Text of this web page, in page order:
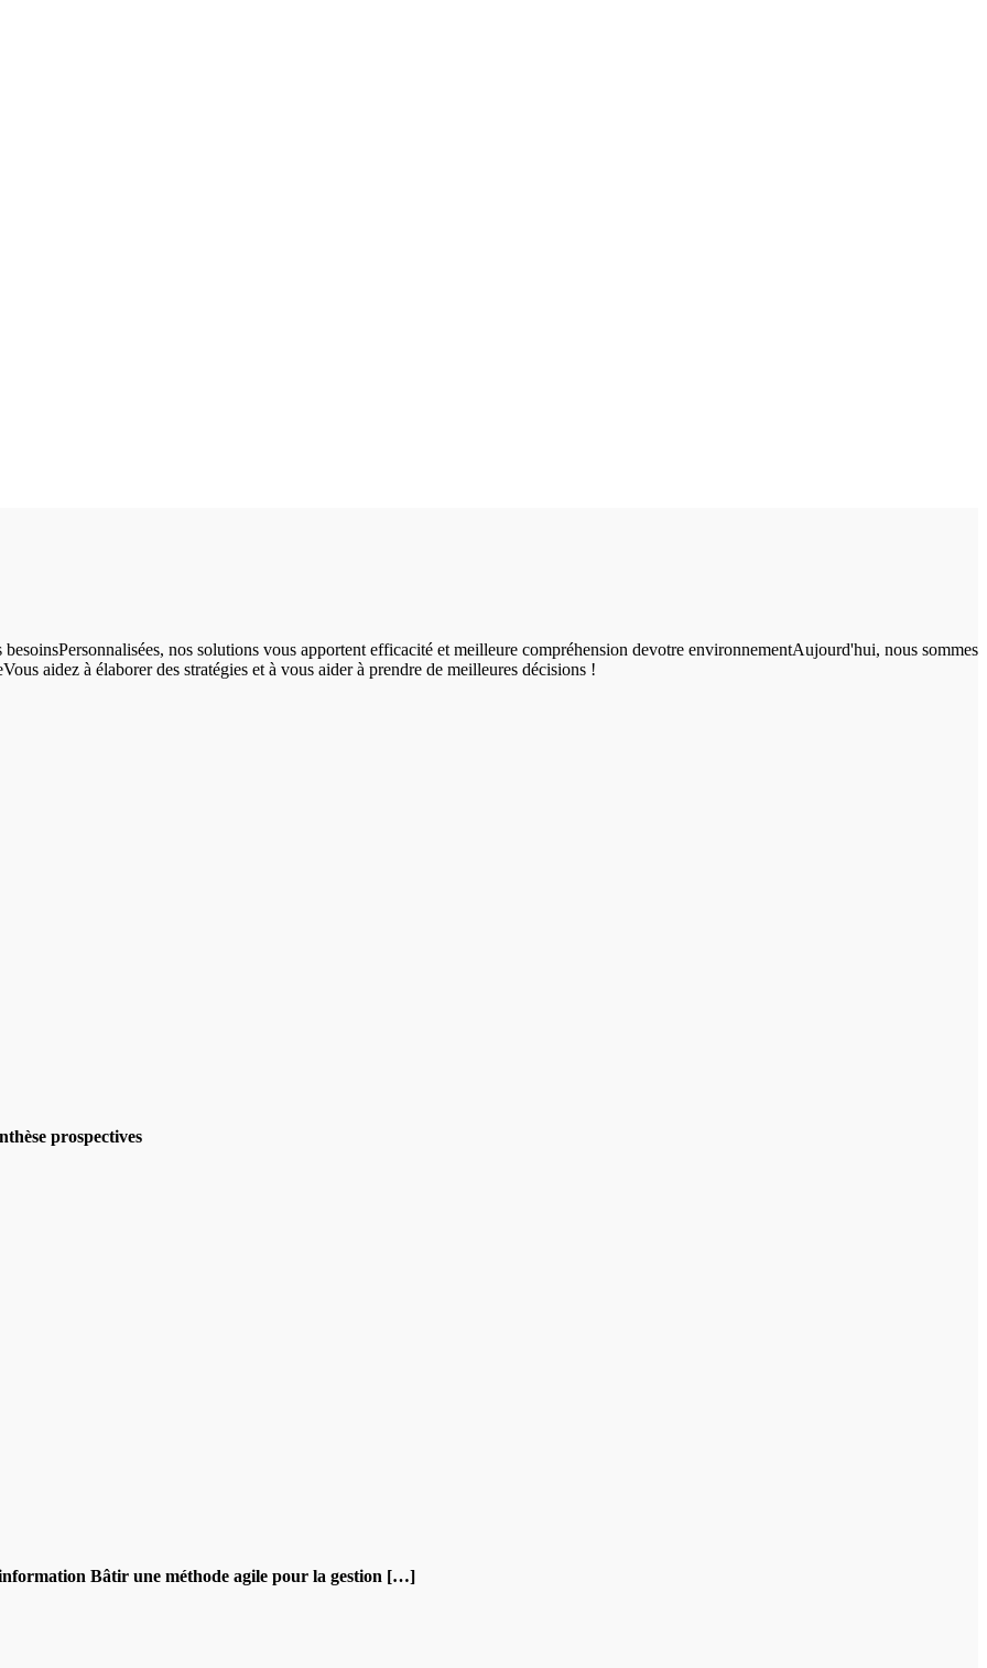
nos solutions vous apportent efficacité et meilleure compréhension devotre environnementAujourd'hui, nous sommes
aidez à élaborer des stratégies et à vous aider à prendre de meilleures décisions !
prospectives
Bâtir une méthode agile pour la gestion […]